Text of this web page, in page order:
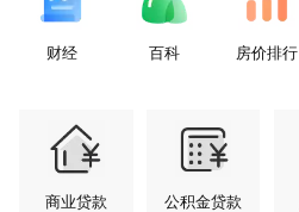
财经 百科 房价排行
商业贷款 公积金贷款